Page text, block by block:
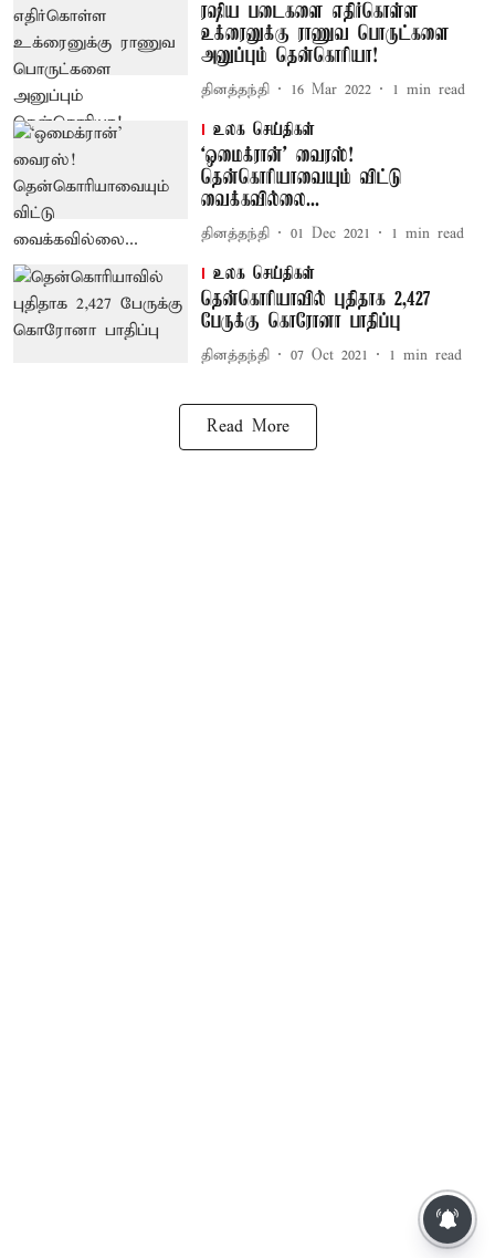
ரஷிய படைகளை எதிர்கொள்ள
உக்ரைனுக்கு ராணுவ பொருட்களை
அனுப்பும் தென்கொரியா!
தினத்தந்தி 16 Mar 2022 1 min read
உலக செய்திகள்
‘ஒமைக்ரான்’ வைரஸ்!
தென்கொரியாவையும் விட்டு
வைக்கவில்லை...
தினத்தந்தி 01 Dec 2021 1 min read
உலக செய்திகள்
தென்கொரியாவில் புதிதாக 2,427
பேருக்கு கொரோனா பாதிப்பு
தினத்தந்தி 07 Oct 2021 1 min read
Read More